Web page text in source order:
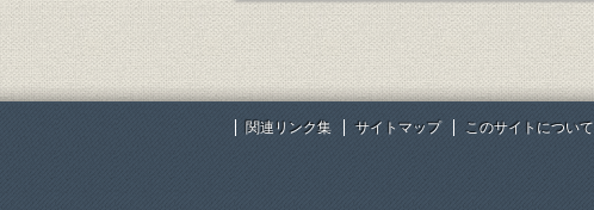
関連リンク集 サイトマップ このサイトについて